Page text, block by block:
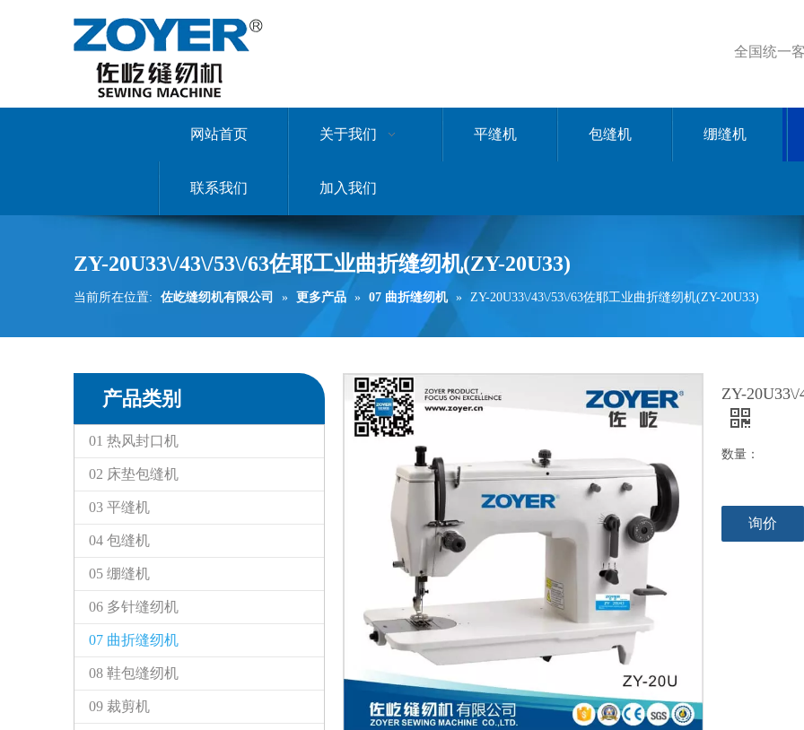
全国统一
网站首页 关于我们 平缝机 包缝机 绷缝机
联系我们 加入我们
ZY-20U33\/43\/53\/63佐耶工业曲折缝纫机(ZY-20U33)
当前所在位置: 佐屹缝纫机有限公司 » 更多产品 » 07 曲折缝纫机 » ZY-20U33\/43\/53\/63佐耶工业曲折缝纫机(ZY-20U33)
产品类别
01 热风封口机
02 床垫包缝机
03 平缝机
04 包缝机
05 绷缝机
06 多针缝纫机
07 曲折缝纫机
08 鞋包缝纫机
09 裁剪机
ZY-
数量：
询价